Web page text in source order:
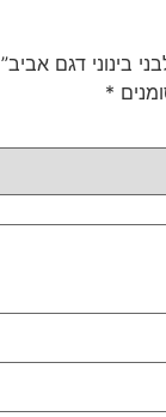
בינוני דגם אביב”
*